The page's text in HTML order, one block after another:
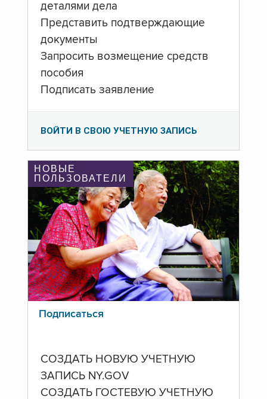
деталями дела
Представить подтверждающие
документы
Запросить возмещение средств
пособия
Подписать заявление
ВОЙТИ В СВОЮ УЧЕТНУЮ ЗАПИСЬ
НОВЫЕ
ПОЛЬЗОВАТЕЛИ
Подписаться
СОЗДАТЬ НОВУЮ УЧЕТНУЮ
ЗАПИСЬ NY.GOV
СОЗДАТЬ ГОСТЕВУЮ УЧЕТНУЮ